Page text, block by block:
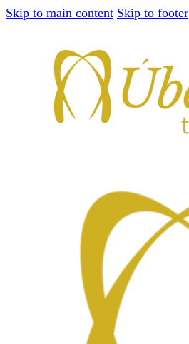
Skip to main content Skip to footer